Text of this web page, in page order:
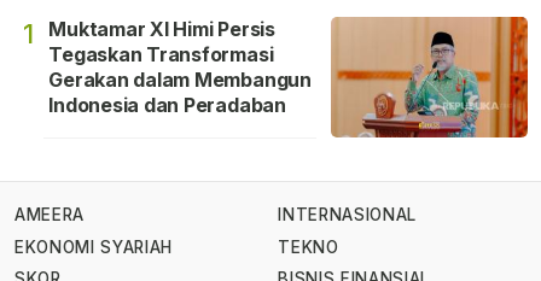
1
Muktamar XI Himi Persis
Tegaskan Transformasi
Gerakan dalam Membangun
Indonesia dan Peradaban
AMEERA
EKONOMI SYARIAH
INTERNASIONAL
TEKNO